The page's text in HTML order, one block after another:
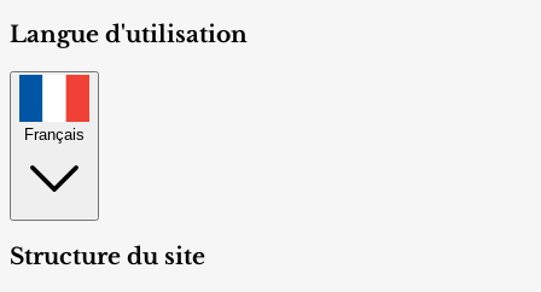
Langue d'utilisation
Français
Structure du site